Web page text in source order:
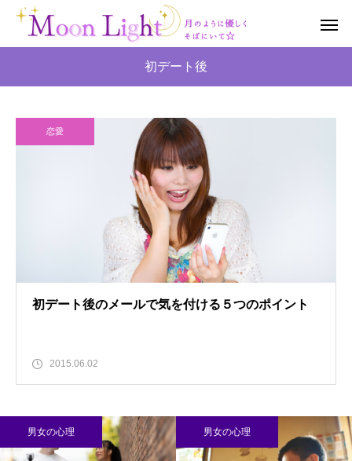
初デート後
恋愛
初デート後のメールで気を付ける５つのポイント
2015.06.02
男女の心理 男女の心理